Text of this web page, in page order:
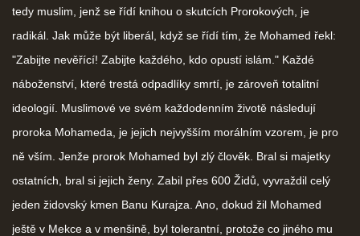
tedy muslim, jenž se řídí knihou o skutcích Prorokových, je
radikál. Jak může být liberál, když se řídí tím, že Mohamed řekl:
"Zabijte nevěřící! Zabijte každého, kdo opustí islám." Každé
náboženství, které trestá odpadlíky smrtí, je zároveň totalitní
ideologií. Muslimové ve svém každodenním životě následují
proroka Mohameda, je jejich nejvyšším morálním vzorem, je pro
ně vším. Jenže prorok Mohamed byl zlý člověk. Bral si majetky
ostatních, bral si jejich ženy. Zabil přes 600 Židů, vyvraždil celý
jeden židovský kmen Banu Kurajza. Ano, dokud žil Mohamed
ještě v Mekce a v menšině, byl tolerantní, protože co jiného mu